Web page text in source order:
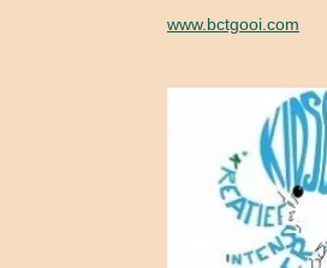
www.bctgooi.com